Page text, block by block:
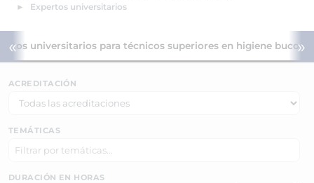
Expertos universitarios
« universitarios para técnicos superiores en higiene »
ACREDITACIÓN
TEMÁTICAS
DURACIÓN EN HORAS